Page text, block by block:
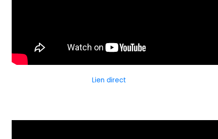
Lien direct